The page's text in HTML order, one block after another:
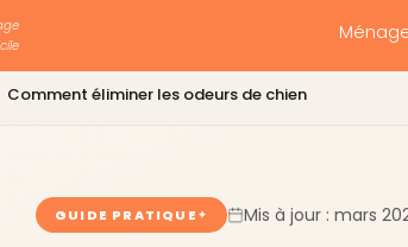
Comment éliminer les odeurs de chien
GUIDE PRATIQUE Mis à jour : mars